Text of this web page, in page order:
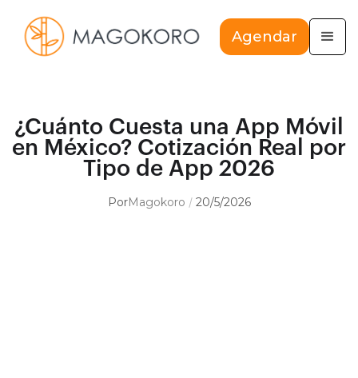
Agendar
¿Cuánto Cuesta una App Móvil
en México? Cotización Real por
Tipo de App 2026
PorMagokoro 20/5/2026